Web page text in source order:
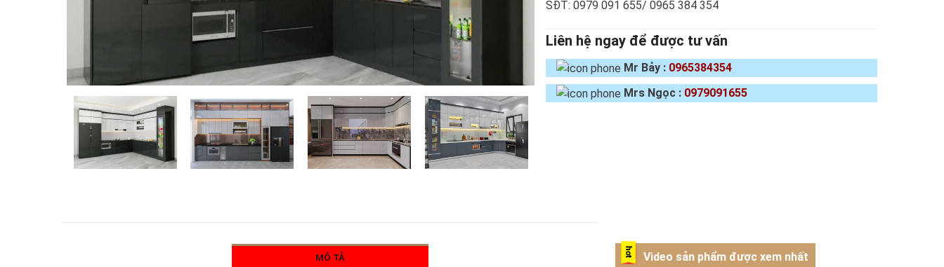
SĐT: 0979 091 655/ 0965 384 354
Liên hệ ngay để được tư vấn
Mr Bảy : 0965384354
Mrs Ngọc : 0979091655
MÔ TẢ Video sản phẩm được xem nhất